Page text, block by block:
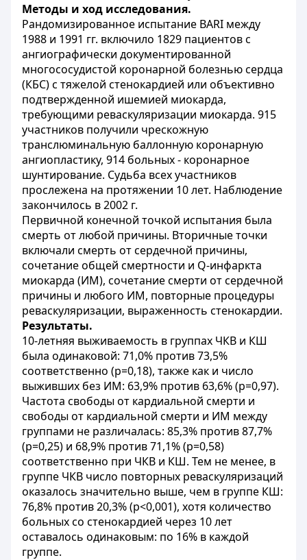
Методы и ход исследования.
Рандомизированное испытание BARI между
1988 и 1991 гг. включило 1829 пациентов с
ангиографически документированной
многососудистой коронарной болезнью сердца
(КБС) с тяжелой стенокардией или объективно
подтвержденной ишемией миокарда,
требующими реваскуляризации миокарда. 915
участников получили чрескожную
транслюминальную баллонную коронарную
ангиопластику, 914 больных - коронарное
шунтирование. Судьба всех участников
прослежена на протяжении 10 лет. Наблюдение
закончилось в 2002 г.
Первичной конечной точкой испытания была
смерть от любой причины. Вторичные точки
включали смерть от сердечной причины,
сочетание общей смертности и Q-инфаркта
миокарда (ИМ), сочетание смерти от сердечной
причины и любого ИМ, повторные процедуры
реваскуляризации, выраженность стенокардии.
Результаты.
10-летняя выживаемость в группах ЧКВ и КШ
была одинаковой: 71,0% против 73,5%
соответственно (р=0,18), также как и число
выживших без ИМ: 63,9% против 63,6% (р=0,97).
Частота свободы от кардиальной смерти и
свободы от кардиальной смерти и ИМ между
группами не различалась: 85,3% против 87,7%
(р=0,25) и 68,9% против 71,1% (р=0,58)
соответственно при ЧКВ и КШ. Тем не менее, в
группе ЧКВ число повторных реваскуляризаций
оказалось значительно выше, чем в группе КШ:
76,8% против 20,3% (р<0,001), хотя количество
больных со стенокардией через 10 лет
оставалось одинаковым: по 16% в каждой
группе.